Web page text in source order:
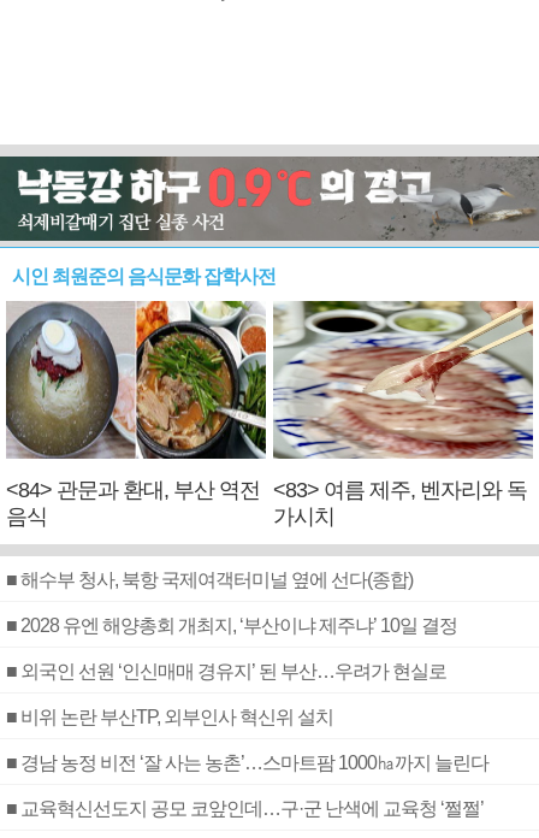
시인 최원준의 음식문화 잡학사전
<84> 관문과 환대, 부산 역전
음식
<83> 여름 제주, 벤자리와 독
가시치
■ 해수부 청사, 북항 국제여객터미널 옆에 선다(종합)
■ 2028 유엔 해양총회 개최지, ‘부산이냐 제주냐’ 10일 결정
■ 외국인 선원 ‘인신매매 경유지’ 된 부산…우려가 현실로
■ 비위 논란 부산TP, 외부인사 혁신위 설치
■ 경남 농정 비전 ‘잘 사는 농촌’…스마트팜 1000㏊까지 늘린다
■ 교육혁신선도지 공모 코앞인데…구·군 난색에 교육청 ‘쩔쩔’